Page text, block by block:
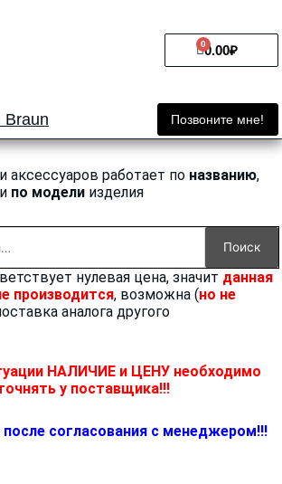
0.00₽
0
Cart
Braun Позвоните мне!
аксессуаров работает по названию,
по модели изделия
Поиск
нулевая цена, значит данная
производится, возможна (но не
аналога другого
НАЛИЧИЕ и ЦЕНУ необходимо
у поставщика!!!
согласования с менеджером!!!